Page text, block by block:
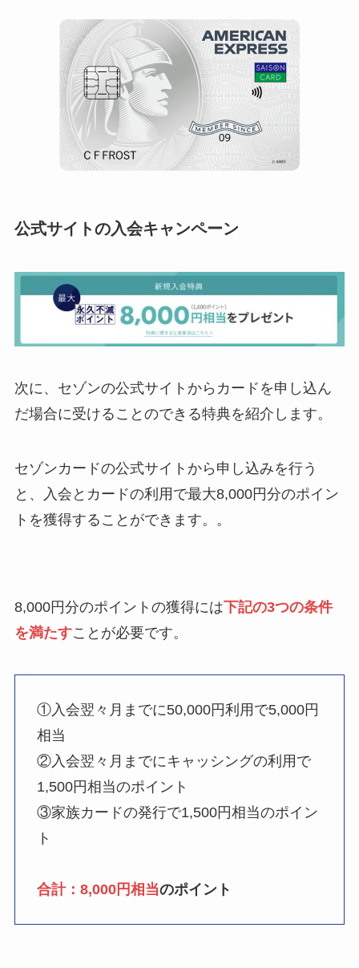
公式サイトの入会キャンペーン
次に、セゾンの公式サイトからカードを申し込ん
だ場合に受けることのできる特典を紹介します。
セゾンカードの公式サイトから申し込みを行う
と、入会とカードの利用で最大8,000円分のポイン
トを獲得することができます。。
8,000円分のポイントの獲得には下記の3つの条件
を満たすことが必要です。
①入会翌々月までに50,000円利用で5,000円
相当
②入会翌々月までにキャッシングの利用で
1,500円相当のポイント
③家族カードの発行で1,500円相当のポイン
ト
合計：8,000円相当のポイント